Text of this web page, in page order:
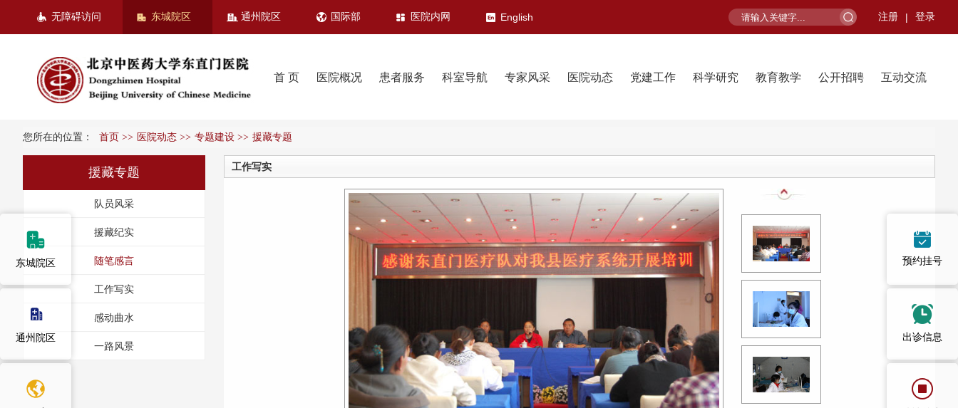
无障碍访问 东城院区 通州院区 国际部 医院内网 English 注册 | 登录
首 页 医院概况 患者服务 科室导航 专家风采 医院动态 党建工作 科学研究 教育教学 公开招聘 互动交流
您所在的位置： 首页 >> 医院动态 >> 专题建设 >> 援藏专题
援藏专题
队员风采
援藏纪实
随笔感言
工作写实
感动曲水
一路风景
工作写实
预约挂号
出诊信息
东城院区
通州院区